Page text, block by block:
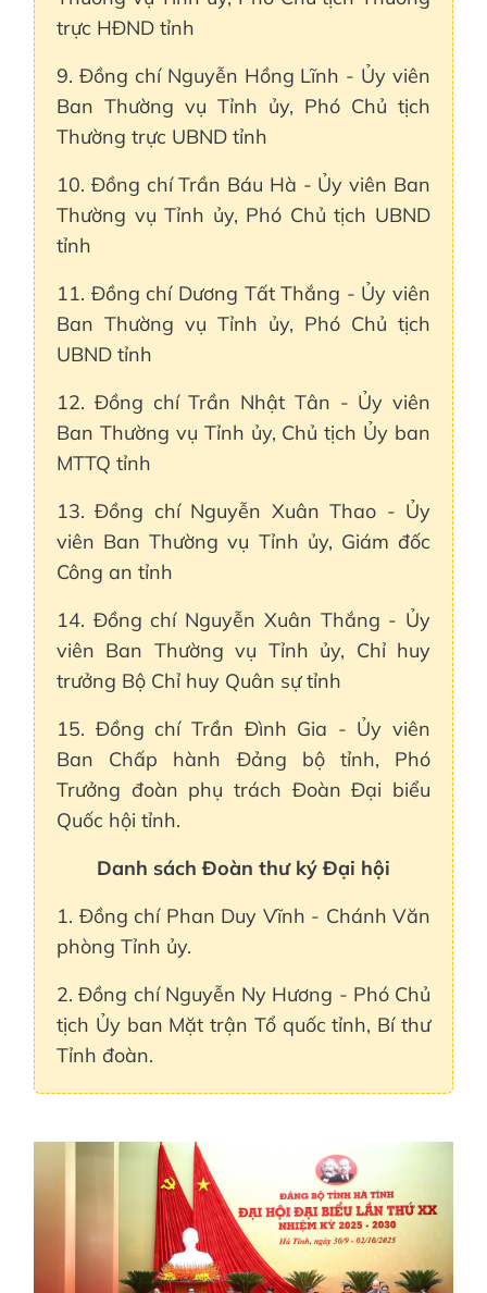
trực HĐND tỉnh
9. Đồng chí Nguyễn Hồng Lĩnh - Ủy viên
Ban Thường vụ Tỉnh ủy, Phó Chủ tịch
Thường trực UBND tỉnh
10. Đồng chí Trần Báu Hà - Ủy viên Ban
Thường vụ Tỉnh ủy, Phó Chủ tịch UBND
tỉnh
11. Đồng chí Dương Tất Thắng - Ủy viên
Ban Thường vụ Tỉnh ủy, Phó Chủ tịch
UBND tỉnh
12. Đồng chí Trần Nhật Tân - Ủy viên
Ban Thường vụ Tỉnh ủy, Chủ tịch Ủy ban
MTTQ tỉnh
13. Đồng chí Nguyễn Xuân Thao - Ủy
viên Ban Thường vụ Tỉnh ủy, Giám đốc
Công an tỉnh
14. Đồng chí Nguyễn Xuân Thắng - Ủy
viên Ban Thường vụ Tỉnh ủy, Chỉ huy
trưởng Bộ Chỉ huy Quân sự tỉnh
15. Đồng chí Trần Đình Gia - Ủy viên
Ban Chấp hành Đảng bộ tỉnh, Phó
Trưởng đoàn phụ trách Đoàn Đại biểu
Quốc hội tỉnh.
Danh sách Đoàn thư ký Đại hội
1. Đồng chí Phan Duy Vĩnh - Chánh Văn
phòng Tỉnh ủy.
2. Đồng chí Nguyễn Ny Hương - Phó Chủ
tịch Ủy ban Mặt trận Tổ quốc tỉnh, Bí thư
Tỉnh đoàn.